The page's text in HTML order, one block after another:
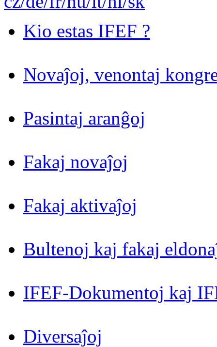
Kio estas IFEF ?
Novaĵoj, venontaj
Pasintaj aranĝoj
Fakaj novaĵoj
Fakaj aktivaĵoj
Bultenoj kaj fakaj
IFEF-Dokumentoj kaj
Diversaĵoj